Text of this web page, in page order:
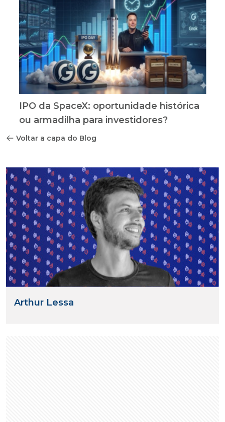
IPO da SpaceX: oportunidade histórica
ou armadilha para investidores?
Voltar a capa do Blog
Arthur Lessa